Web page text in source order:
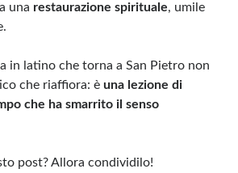
una restaurazione spirituale, umile
in latino che torna a San Pietro non
che riaffiora: èuna lezione di
che ha smarrito il senso
post? Allora condividilo!